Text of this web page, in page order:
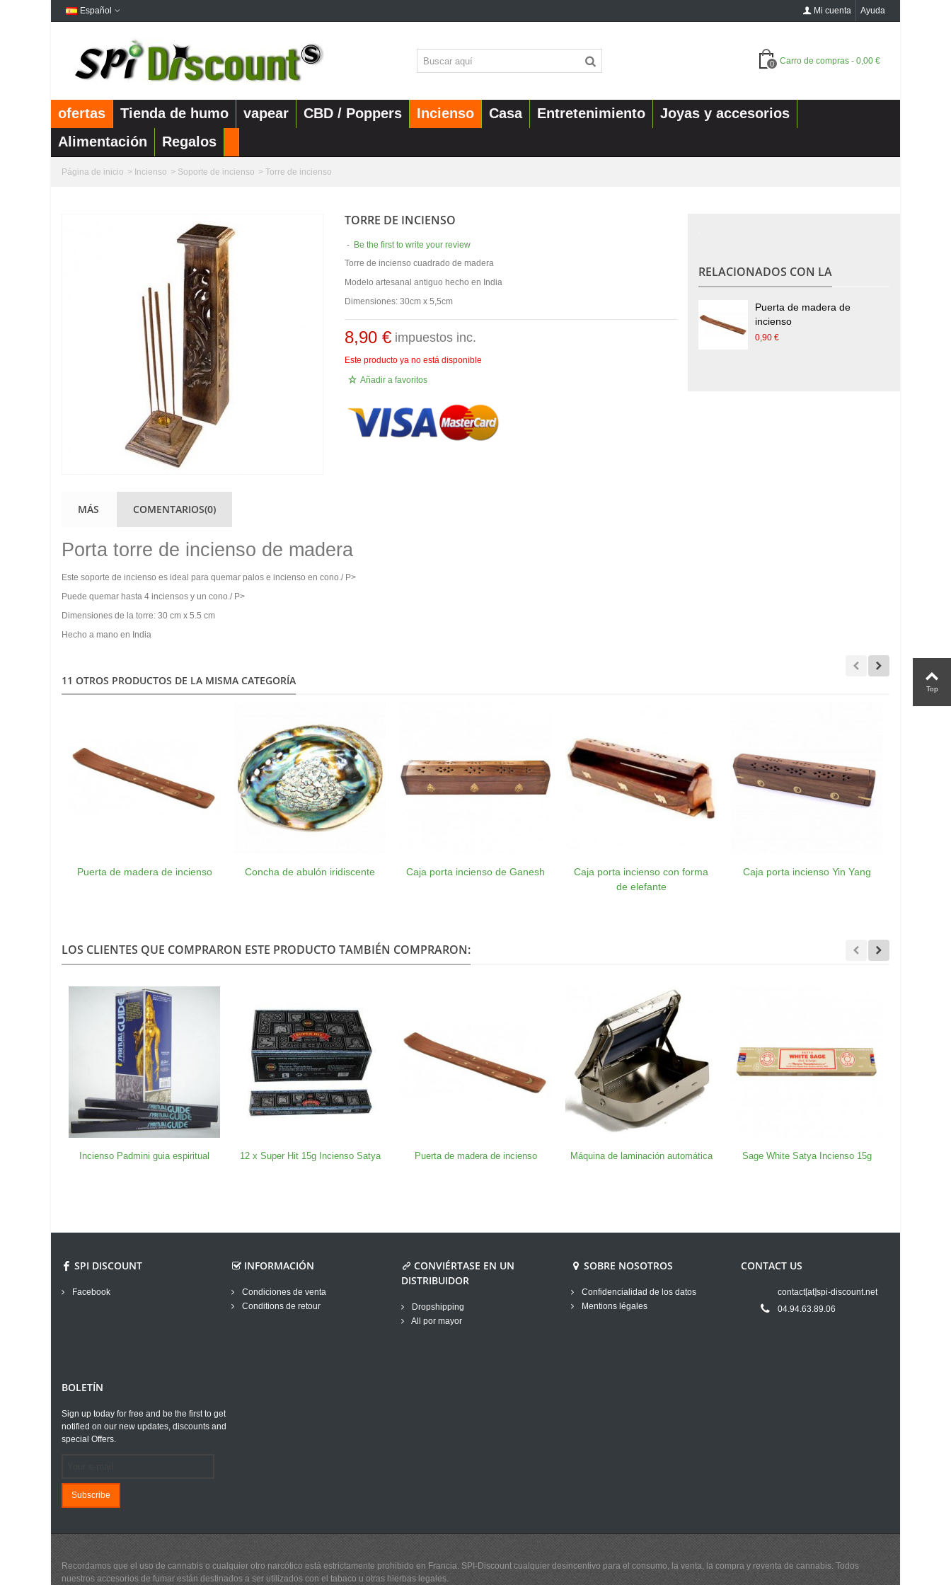
Español Ayuda
Mi cuenta
0 Carro de compras - 0,00 €
ofertas Tienda de humo vapear CBD / Poppers Incienso Casa Entretenimiento
Joyas y accesorios
Alimentación
Regalos
Página de inicio > Incienso > Soporte de incienso > Torre de incienso
TORRE DE INCIENSO
- Be the first to write your review
Torre de incienso cuadrado de madera
Modelo artesanal antiguo hecho en India
Dimensiones: 30cm x 5,5cm
8,90 € impuestos inc.
Este producto ya no está disponible
Añadir a favoritos
RELACIONADOS CON LA
Puerta de madera de
incienso
0,90 €
MÁS COMENTARIOS(0)
Porta torre de incienso de madera
Este soporte de incienso es ideal para quemar palos e incienso en cono./ P>
Puede quemar hasta 4 inciensos y un cono./ P>
Dimensiones de la torre: 30 cm x 5.5 cm
Hecho a mano en India
11 OTROS PRODUCTOS DE LA MISMA CATEGORÍA
Puerta de madera de incienso Concha de abulón iridiscente Caja porta incienso de Ganesh
Caja porta incienso con forma
de elefante
Caja porta incienso Yin Yang
LOS CLIENTES QUE COMPRARON ESTE PRODUCTO TAMBIÉN COMPRARON:
Incienso Padmini guia espiritual 12 x Super Hit 15g Incienso Satya Puerta de madera de incienso Máquina de laminación automática Sage White Satya Incienso 15g
SPI DISCOUNT
Facebook
INFORMACIÓN
Condiciones de venta
Conditions de retour
CONVIÉRTASE EN UN
DISTRIBUIDOR
Dropshipping
All por mayor
SOBRE NOSOTROS
Confidencialidad de los datos
Mentions légales
CONTACT US
contact[at]spi-discount.net
04.94.63.89.06
BOLETÍN
Sign up today for free and be the first to get
notified on our new updates, discounts and
special Offers.
Subscribe
Recordamos que el uso de cannabis o cualquier otro narcótico está estrictamente prohibido en Francia. SPI-Discount cualquier desincentivo para el consumo, la venta, la compra y reventa de cannabis. Todos
nuestros accesorios de fumar están destinados a ser utilizados con el tabaco u otras hierbas legales.
Top